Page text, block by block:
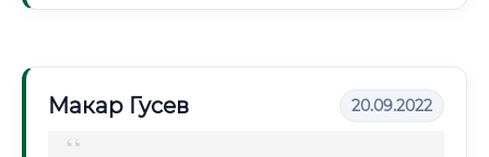
Макар Гусев 20.09.2022